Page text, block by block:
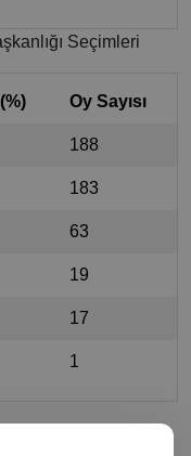
Seçimleri
Oy Sayısı
188
183
63
19
17
1